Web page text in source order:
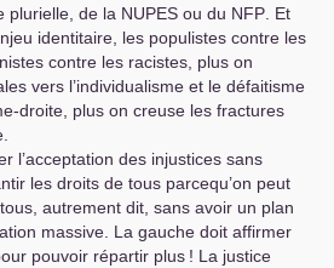
plurielle, de la NUPES ou du NFP . Et
identitaire, les populistes contre les
contre les racistes, plus on
vers l’individualisme et le défaitisme
droite, plus on creuse les fractures
l’acceptation des injustices sans
les droits de tous parcequ’on peut
autrement dit, sans avoir un plan
massive. La gauche doit affirmer
pouvoir répartir plus ! La justice